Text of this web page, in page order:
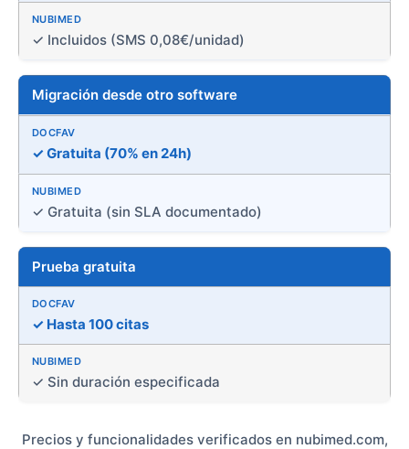
✓ Incluidos (SMS 0,08€/unidad)
Migración desde otro software
✓ Gratuita (70% en 24h)
✓ Gratuita (sin SLA documentado)
Prueba gratuita
✓ Hasta 100 citas
✓ Sin duración especificada
Precios y funcionalidades verificados en nubimed.com,